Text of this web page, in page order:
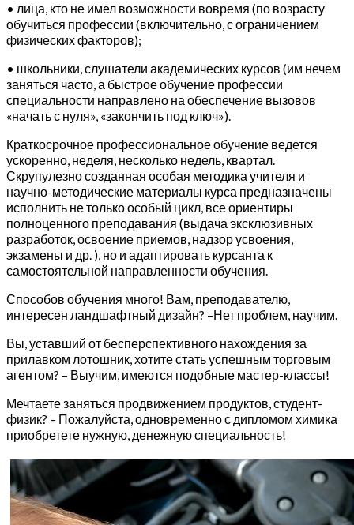
• лица, кто не имел возможности вовремя (по возрасту
обучиться профессии (включительно, с ограничением
физических факторов);
• школьники, слушатели академических курсов (им нечем
заняться часто, а быстрое обучение профессии
специальности направлено на обеспечение вызовов
«начать с нуля», «закончить под ключ»).
Краткосрочное профессиональное обучение ведется
ускоренно, неделя, несколько недель, квартал.
Скрупулезно созданная особая методика учителя и
научно-методические материалы курса предназначены
исполнить не только особый цикл, все ориентиры
полноценного преподавания (выдача эксклюзивных
разработок, освоение приемов, надзор усвоения,
экзамены и др. ), но и адаптировать курсанта к
самостоятельной направленности обучения.
Способов обучения много! Вам, преподавателю,
интересен ландшафтный дизайн? –Нет проблем, научим.
Вы, уставший от бесперспективного нахождения за
прилавком лотошник, хотите стать успешным торговым
агентом? – Выучим, имеются подобные мастер-классы!
Мечтаете заняться продвижением продуктов, студент-
физик? – Пожалуйста, одновременно с дипломом химика
приобретете нужную, денежную специальность!